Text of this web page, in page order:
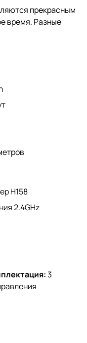
прекрасным
время. Разные
H158
2.4GHz
3